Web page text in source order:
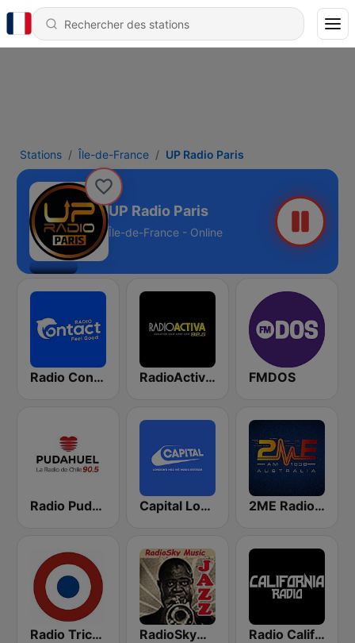
Stations Île-de-France UP Radio Paris
UP Radio Paris
Île-de-France - Online
Radio Contact RadioActiva 92.5 FMDOS
Radio Pudahuel Capital London 2ME Radio Arabic
Radio Tricolor Cl RadioSkyMusic Jazz Radio California